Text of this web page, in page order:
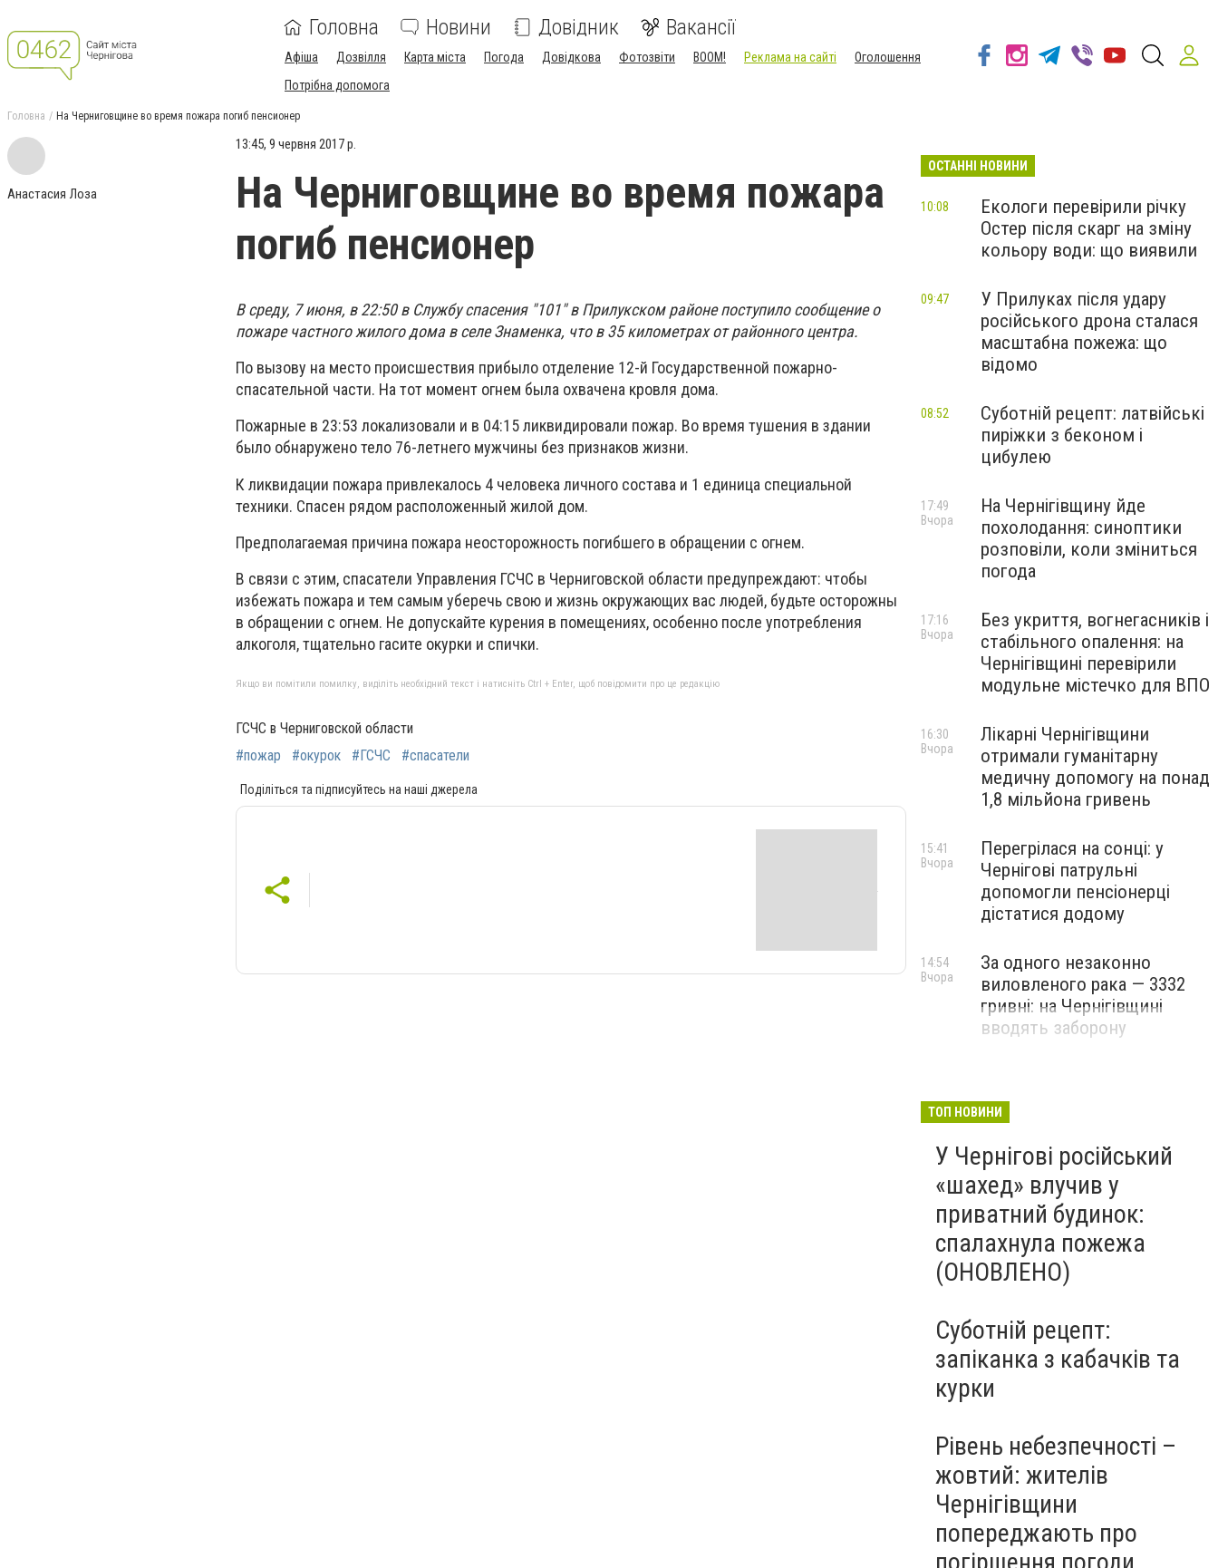
Головна Новини Довідник Вакансії
Афіша Дозвілля Карта міста Погода Довідкова Фотозвіти BOOM! Реклама на сайті
Оголошення
Потрібна допомога
Головна На Черниговщине во время пожара погиб пенсионер
Анастасия Лоза
13:45, 9 червня 2017 р.
На Черниговщине во время пожара
погиб пенсионер
В среду, 7 июня, в 22:50 в Службу спасения "101" в Прилукском районе поступило сообщение о
пожаре частного жилого дома в селе Знаменка, что в 35 километрах от районного центра.
По вызову на место происшествия прибыло отделение 12-й Государственной пожарно-
спасательной части. На тот момент огнем была охвачена кровля дома.
Пожарные в 23:53 локализовали и в 04:15 ликвидировали пожар. Во время тушения в здании
было обнаружено тело 76-летнего мужчины без признаков жизни.
К ликвидации пожара привлекалось 4 человека личного состава и 1 единица специальной
техники. Спасен рядом расположенный жилой дом.
Предполагаемая причина пожара неосторожность погибшего в обращении с огнем.
В связи с этим, спасатели Управления ГСЧС в Черниговской области предупреждают: чтобы
избежать пожара и тем самым уберечь свою и жизнь окружающих вас людей, будьте осторожны
в обращении с огнем. Не допускайте курения в помещениях, особенно после употребления
алкоголя, тщательно гасите окурки и спички.
Якщо ви помітили помилку, виділіть необхідний текст і натисніть Ctrl + Enter, щоб повідомити про це редакцію
ГСЧС в Черниговской области
#пожар
#окурок #ГСЧС #спасатели
Поділіться та підписуйтесь на наші джерела
ОСТАННІ НОВИНИ
Екологи перевірили річку
Остер після скарг на зміну
кольору води: що виявили
10:08
У Прилуках після удару
російського дрона сталася
масштабна пожежа: що
відомо
09:47
Суботній рецепт: латвійські
пиріжки з беконом і
цибулею
08:52
На Чернігівщину йде
похолодання: синоптики
розповіли, коли зміниться
погода
17:49
Вчора
Без укриття, вогнегасників і
стабільного опалення: на
Чернігівщині перевірили
модульне містечко для ВПО
17:16
Вчора
Лікарні Чернігівщини
отримали гуманітарну
медичну допомогу на понад
1,8 мільйона гривень
16:30
Вчора
Перегрілася на сонці: у
Чернігові патрульні
допомогли пенсіонерці
дістатися додому
15:41
Вчора
За одного незаконно
виловленого рака — 3332
гривні: на Чернігівщині
вводять заборону
14:54
Вчора
ТОП НОВИНИ
У Чернігові російський
«шахед» влучив у
приватний будинок:
спалахнула пожежа
(ОНОВЛЕНО)
Суботній рецепт:
запіканка з кабачків та
курки
Рівень небезпечності –
жовтий: жителів
Чернігівщини
попереджають про